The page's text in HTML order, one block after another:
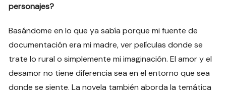
personajes?
Basándome en lo que ya sabía porque mi fuente de
documentación era mi madre, ver películas donde se
trate lo rural o simplemente mi imaginación. El amor y el
desamor no tiene diferencia sea en el entorno que sea
donde se siente. La novela también aborda la temática